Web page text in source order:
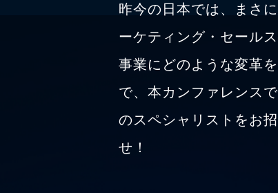
昨今の日本では、まさ
ーケティング・セール
事業にどのような変革
で、本カンファレンス
のスペシャリストをお
せ！